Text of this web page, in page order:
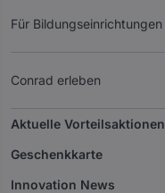
Für Bildungseinrichtungen
Conrad erleben
Aktuelle Vorteilsaktionen
Geschenkkarte
Innovation News